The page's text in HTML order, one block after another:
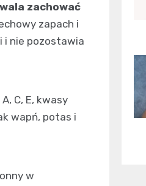
zachować
zapach i
i nie pozostawia
C, E, kwasy
wapń, potas i
w